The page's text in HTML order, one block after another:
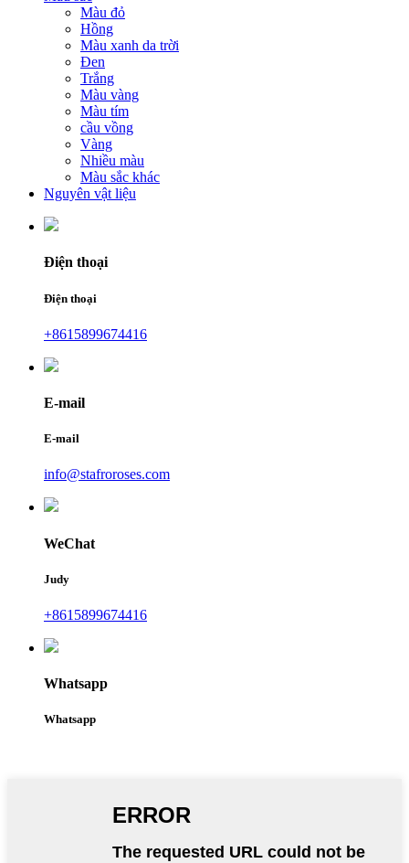
Màu đỏ
Hồng
Màu xanh da trời
Đen
Trắng
Màu vàng
Màu tím
cầu vồng
Vàng
Nhiều màu
Màu sắc khác
Nguyên vật liệu
Điện thoại
Điện thoại
+8615899674416
E-mail
E-mail
info@stafroroses.com
WeChat
Judy
+8615899674416
Whatsapp
Whatsapp